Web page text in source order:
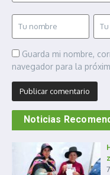
Guarda mi nombre,
navegador para la
Noticias